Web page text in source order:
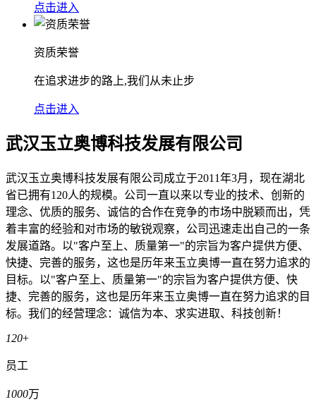
点击进入
资质荣誉
在追求进步的路上,我们从未止步
点击进入
武汉玉立奥博科技发展有限公司
武汉玉立奥博科技发展有限公司成立于2011年3月，现在湖北
省已拥有120人的规模。公司一直以来以专业的技术、创新的
理念、优质的服务、诚信的合作在竞争的市场中脱颖而出，凭
着丰富的经验和对市场的敏锐观察，公司迅速走出自己的一条
发展道路。以"客户至上、质量第一"的宗旨为客户提供方便、
快捷、完善的服务，这也是历年来玉立奥博一直在努力追求的
目标。以"客户至上、质量第一"的宗旨为客户提供方便、快
捷、完善的服务，这也是历年来玉立奥博一直在努力追求的目
标。我们的经营理念：诚信为本、求实进取、科技创新！
120+
员工
1000万